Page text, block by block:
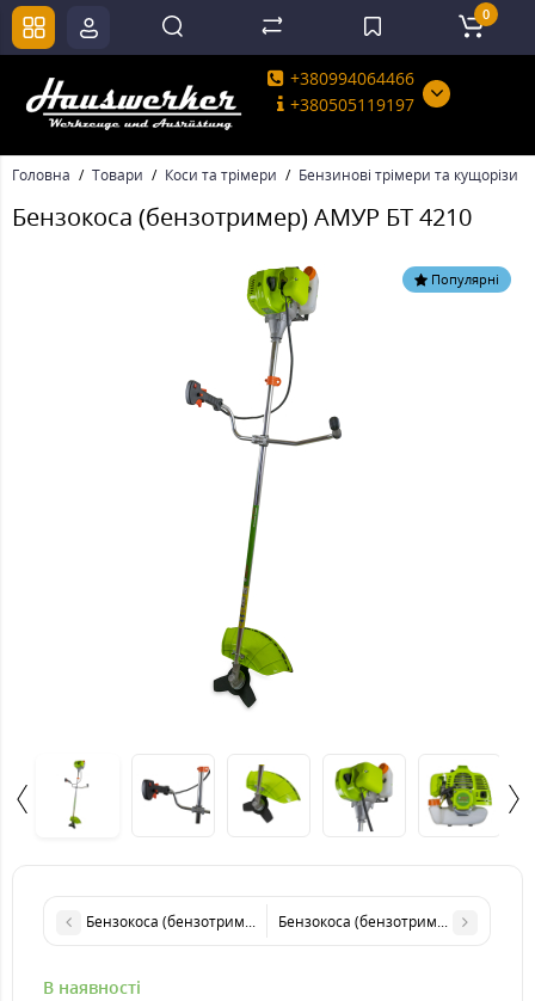
+380994064466
+380505119197
0
Головна Товари Коси та трімери Бензинові трімери та кущорізи
Бензокоса (бензотример) АМУР БТ 4210
Популярні
Бензокоса (бензотример) АМУР БТ 4200Бензокоса (бензотример) КАРПАТИ
В наявності